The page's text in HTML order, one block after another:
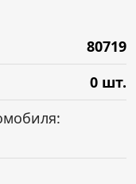
80719
0 шт.